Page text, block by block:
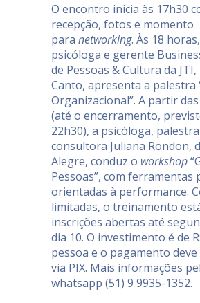
O encontro inicia às 17h30
recepção, fotos e momento
para networking. Às 18
psicóloga e gerente
de Pessoas & Cultura da
Canto, apresenta a palestra
Organizacional”. A partir
(até o encerramento,
22h30), a psicóloga,
consultora Juliana Rondon,
Alegre, conduz o workshop
Pessoas”, com ferramentas
orientadas à performance.
limitadas, o treinamento
inscrições abertas até
dia 10. O investimento é de
pessoa e o pagamento
via PIX. Mais informações
whatsapp (51) 9 9935-1352.